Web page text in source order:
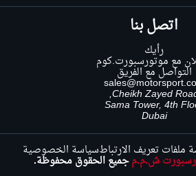
اتصل بنا
رأيك
مع موتورسبورت.كوم
التواصل مع الفريق
Cheikh Zayed
Sama Tower, 4th
Dubai
ش.م.م جميع الحقوق محفوظة.
ملفات تعريف الارتباطسياسة الخصوصية